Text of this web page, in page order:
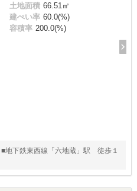
土地面積 66.51㎡
建ぺい率 60.0(%)
容積率 200.0(%)
地下鉄東西線「六地蔵」駅 徒歩１